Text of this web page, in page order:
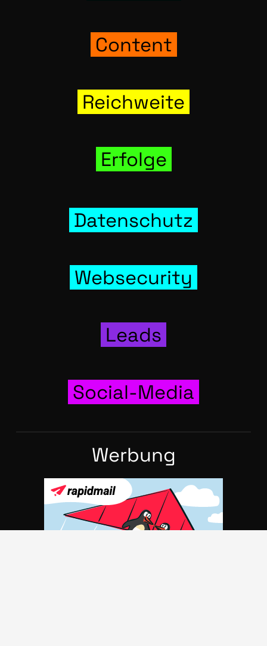
Con­tent
Reich­wei­te
Erfol­ge
Daten­schutz
Web­se­cu­ri­ty
Leads
Social-Media
Wer­bung